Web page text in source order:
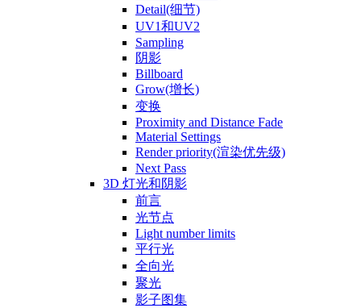
Detail(细节)
UV1和UV2
Sampling
阴影
Billboard
Grow(增长)
变换
Proximity and Distance Fade
Material Settings
Render priority(渲染优先级)
Next Pass
3D 灯光和阴影
前言
光节点
Light number limits
平行光
全向光
聚光
影子图集